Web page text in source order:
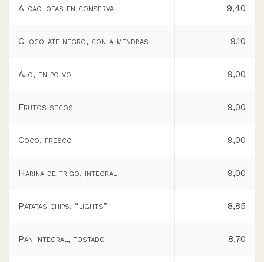
Alcachofas en conserva 9,40
Chocolate negro, con almendras 9,10
Ajo, en polvo 9,00
Frutos secos 9,00
Coco, fresco 9,00
Harina de trigo, integral 9,00
Patatas chips, “lights” 8,85
Pan integral, tostado 8,70